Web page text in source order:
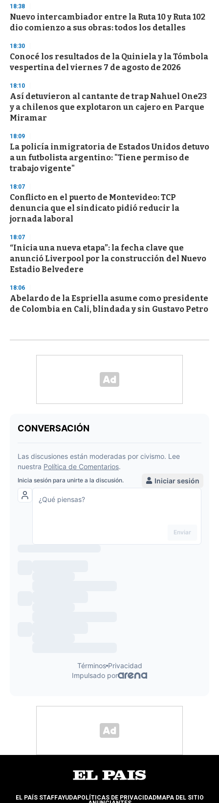
s
e
c
o
d
s
18:38
Nuevo intercambiador entre la Ruta 10 y Ruta 102
dio comienzo a sus obras: todos los detalles
18:30
Conocé los resultados de la Quiniela y la Tómbola
vespertina del viernes 7 de agosto de 2026
18:10
Así detuvieron al cantante de trap Nahuel One23
y a chilenos que explotaron un cajero en Parque
Miramar
18:09
La policía inmigratoria de Estados Unidos detuvo
a un futbolista argentino: "Tiene permiso de
trabajo vigente"
18:07
Conflicto en el puerto de Montevideo: TCP
denuncia que el sindicato pidió reducir la
jornada laboral
18:07
“Inicia una nueva etapa”: la fecha clave que
anunció Liverpool por la construcción del Nuevo
Estadio Belvedere
18:06
Abelardo de la Espriella asume como presidente
de Colombia en Cali, blindada y sin Gustavo Petro
EL PAÍS STAFFAYUDAPOLÍTICAS DE PRIVACIDADMAPA DEL SITIO